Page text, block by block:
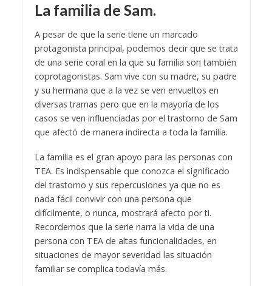
La familia de Sam.
A pesar de que la serie tiene un marcado
protagonista principal, podemos decir que se trata
de una serie coral en la que su familia son también
coprotagonistas. Sam vive con su madre, su padre
y su hermana que a la vez se ven envueltos en
diversas tramas pero que en la mayoría de los
casos se ven influenciadas por el trastorno de Sam
que afectó de manera indirecta a toda la familia.
La familia es el gran apoyo para las personas con
TEA. Es indispensable que conozca el significado
del trastorno y sus repercusiones ya que no es
nada fácil convivir con una persona que
difícilmente, o nunca, mostrará afecto por ti.
Recordemos que la serie narra la vida de una
persona con TEA de altas funcionalidades, en
situaciones de mayor severidad las situación
familiar se complica todavía más.